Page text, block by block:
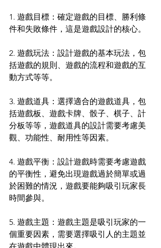
1. 遊戲目標：確定遊戲的目標、勝利條
件和失敗條件，這是遊戲設計的核心。
2. 遊戲玩法：設計遊戲的基本玩法，包
括遊戲的規則、遊戲的流程和遊戲的互
動方式等等。
3. 遊戲道具：選擇適合的遊戲道具，包
括遊戲板、遊戲卡牌、骰子、棋子、計
分板等等，遊戲道具的設計需要考慮美
觀、功能性、耐用性等因素。
4. 遊戲平衡：設計遊戲時需要考慮遊戲
的平衡性，避免出現遊戲過於簡單或過
於困難的情況，遊戲要能夠吸引玩家長
時間參與。
5. 遊戲主題：遊戲主題是吸引玩家的一
個重要因素，需要選擇吸引人的主題並